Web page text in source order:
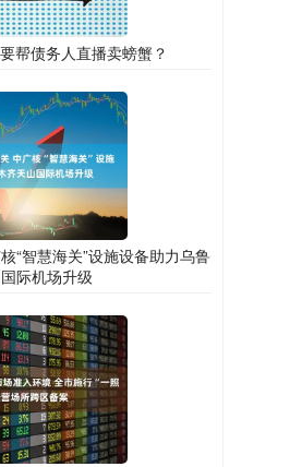
帮债务人直播卖螃蟹？
“智慧海关”设施设备助力乌鲁
际机场升级